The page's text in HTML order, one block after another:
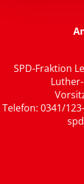
SPD-Fraktion
Telefon: 0341/